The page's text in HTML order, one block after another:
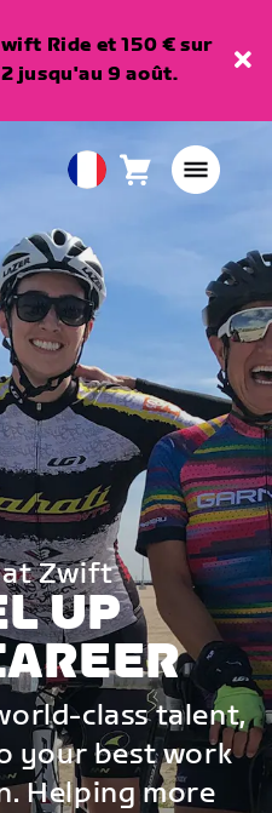
Ride et 150 € sur
2 jusqu'au 9 août.
European
Français
Panier0
at Zwift
UP
class talent,
your best work
Helping more